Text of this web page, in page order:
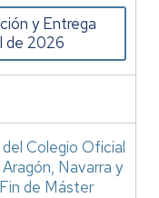
y Entrega
de 2026
Colegio Oficial
Navarra y
de Máster